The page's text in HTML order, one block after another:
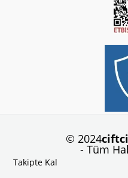
© 2024
- Tüm
Takipte Kal